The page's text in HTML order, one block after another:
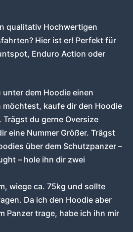
qualitativ Hochwertigen
Hier ist er! Perfekt für
Enduro Action oder
dem Hoodie einen
kaufe dir den Hoodie
Trägst du gerne Oversize
eine Nummer Größer. Trägst
über dem Schutzpanzer –
– hole ihn dir zwei
wiege ca. 75kg und sollte
Da ich den Hoodie aber
Panzer trage, habe ich ihn mir